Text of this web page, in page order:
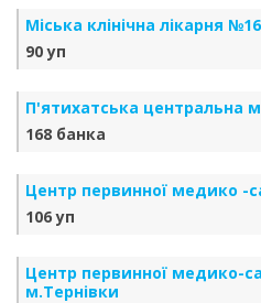
Міська клінічна лікарня №16
90 уп
П'ятихатська центральна
168 банка
Центр первинної медико -
106 уп
Центр первинної медико-
м.Тернівки